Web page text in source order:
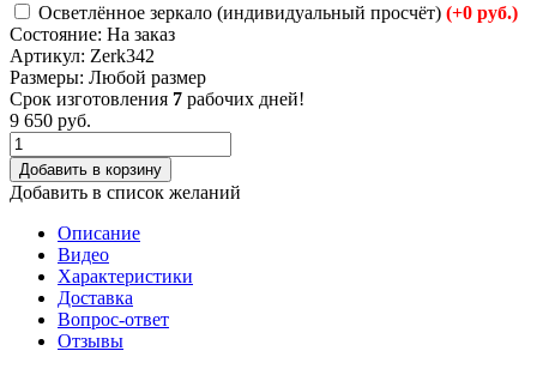
Осветлённое зеркало (индивидуальный просчёт) (+0 руб.)
Состояние: На заказ
Артикул: Zerk342
Размеры: Любой размер
Срок изготовления 7 рабочих дней!
9 650 руб.
Добавить в корзину
Добавить в список желаний
Описание
Видео
Характеристики
Доставка
Вопрос-ответ
Отзывы